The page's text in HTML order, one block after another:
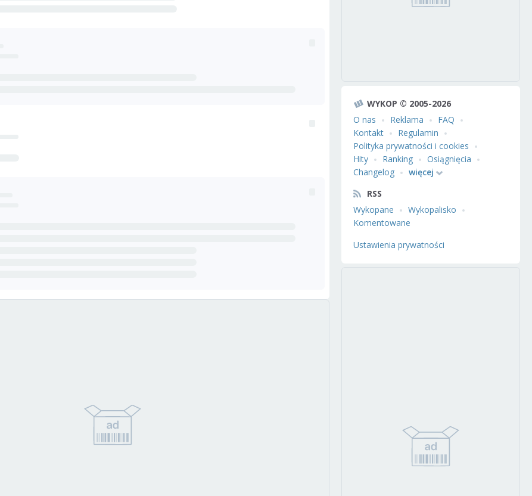
WYKOP © 2005-2026
O nas
Reklama
FAQ
Kontakt
Regulamin
Polityka prywatności i cookies
Hity
Ranking
Osiągnięcia
Changelog
więcej
RSS
Wykopane
Wykopalisko
Komentowane
Ustawienia prywatności